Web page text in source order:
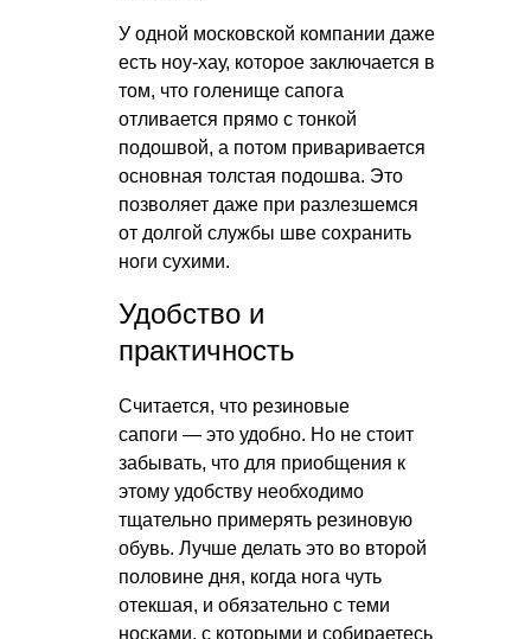
У одной московской компании даже
есть ноу-хау, которое заключается в
том, что голенище сапога
отливается прямо с тонкой
подошвой, а потом приваривается
основная толстая подошва. Это
позволяет даже при разлезшемся
от долгой службы шве сохранить
ноги сухими.
Удобство и
практичность
Считается, что резиновые
сапоги — это удобно. Но не стоит
забывать, что для приобщения к
этому удобству необходимо
тщательно примерять резиновую
обувь. Лучше делать это во второй
половине дня, когда нога чуть
отекшая, и обязательно с теми
носками, с которыми и собираетесь